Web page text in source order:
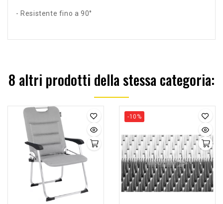
- Resistente fino a 90°
8 altri prodotti della stessa categoria:
-10%